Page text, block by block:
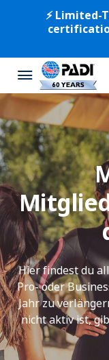
⚡️ Limited-
Hier findest du
Pro- oder
Jahr zu
nicht aktiv ist,